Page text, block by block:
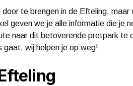
door te brengen in de Efteling,
geven we je alle informatie die je
naar dit betoverende pretpark te
wij helpen je op weg!